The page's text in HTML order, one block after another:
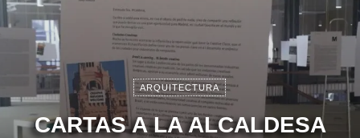
ARQUITECTURA
CARTAS A LA ALCALDESA